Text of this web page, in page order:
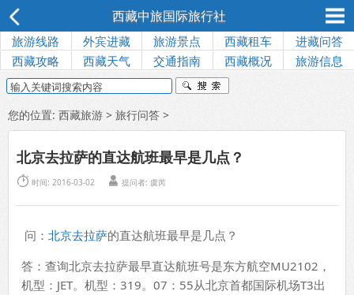
西藏中旅国际旅行社
旅游线路 外宾进藏 旅游景点 西藏租车
进藏问答
西藏攻略
西藏天气 交通指南 西藏概况 旅游信息
您的位置: 西藏旅游 > 旅行问答 >
北京去拉萨的直达航班最早是几点？
 时间: 2016-03-02  提问者: 虞芮
问： 北京去拉萨的直达航班最早是几点？
答：查询北京去拉萨最早直达航班号是东方航空MU2102，
机型：JET。机型：319。07：55从北京首都国际机场T3出